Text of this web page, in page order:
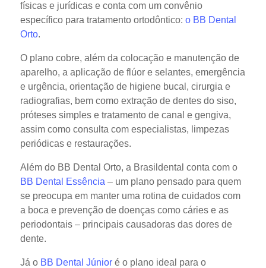
físicas e jurídicas e conta com um convênio
específico para tratamento ortodôntico: o BB Dental
Orto.
O plano cobre, além da colocação e manutenção de
aparelho, a aplicação de flúor e selantes, emergência
e urgência, orientação de higiene bucal, cirurgia e
radiografias, bem como extração de dentes do siso,
próteses simples e tratamento de canal e gengiva,
assim como consulta com especialistas, limpezas
periódicas e restaurações.
Além do BB Dental Orto, a Brasildental conta com o
BB Dental Essência – um plano pensado para quem
se preocupa em manter uma rotina de cuidados com
a boca e prevenção de doenças como cáries e as
periodontais – principais causadoras das dores de
dente.
Já o BB Dental Júnioré o plano ideal para o